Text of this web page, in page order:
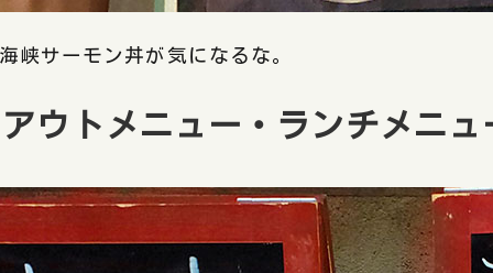
峡サーモン丼が気になるな。
ウトメニュー・ランチメニュ